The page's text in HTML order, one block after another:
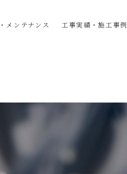
メンテナンス
工事実績・施工事例